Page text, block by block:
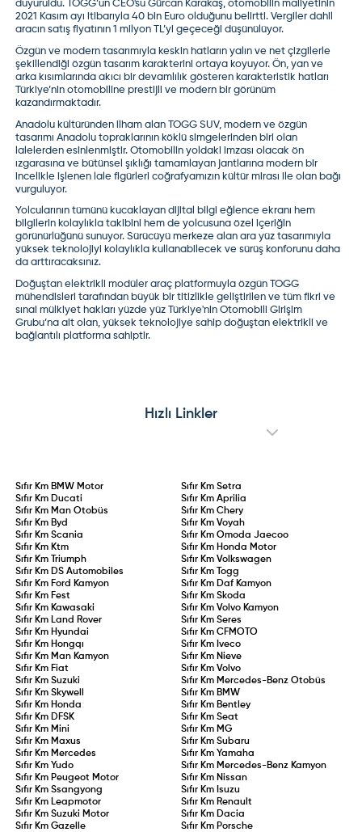
miligörüş düşüncesi ile
(19) (11) Cevap yaz
Misafir Kullanıcı
Herkes porshe veya ferrariye binemiyor çok sevdiğiniz
yabancı ülkelerde.Toog unda daha çok halka
hitabeden modelleri çıkacak.
(0) (0)
Misafir Kullanıcı
100 sene olmuş Almanyada mercedes,İtalya da
Ferrari ve İngiltere de her ikamet eden jaguar
alabiliyor mu!!? sen gelmişsin togg çıkalı 2 ay olmuş
boş boş konuşuyorsun
(0) (0)
Misafir Kullanıcı
100 sene olmuş Almanyada mercedes,İtalya da
Ferrari ve İngiltere de her ikamet eden jaguar
alabiliyor mu!!? sen gelmişsin togg çıkalı 2 ay olmuş
boş boş konuşuyorsun
(0) (0)
Elektrikli bisiklet al sende dostum paran yoksa
( 0) (0 )
Misafir Kullanıcı
Emekli memur eskiden ancak emekli olunca
ikramiyesine bir şey alabilirdi...Şimdi en düşük
duyuruldu. TOGG’un CEO'su Gürcan Karakaş, otomobilin maliyetinin
2021 Kasım ayı itibarıyla 40 bin Euro olduğunu belirtti. Vergiler dahil
aracın satış fiyatının 1 milyon TL’yi geçeceği düşünülüyor.
Özgün ve modern tasarımıyla keskin hatların yalın ve net çizgilerle
şekillendiği özgün tasarım karakterini ortaya koyuyor. Ön, yan ve
arka kısımlarında akıcı bir devamlılık gösteren karakteristik hatları
Türkiye’nin otomobiline prestijli ve modern bir görünüm
kazandırmaktadır.
Anadolu kültüründen ilham alan TOGG SUV, modern ve özgün
tasarımı Anadolu topraklarının köklü simgelerinden biri olan
lalelerden esinlenmiştir. Otomobilin yoldaki imzası olacak ön
ızgarasına ve bütünsel şıklığı tamamlayan jantlarına modern bir
incelikle işlenen lale figürleri coğrafyamızın kültür mirası ile olan bağı
vurguluyor.
Yolcularının tümünü kucaklayan dijital bilgi eğlence ekranı hem
bilgilerin kolaylıkla takibini hem de yolcusuna özel içeriğin
görünürlüğünü sunuyor. Sürücüyü merkeze alan ara yüz tasarımıyla
yüksek teknolojiyi kolaylıkla kullanabilecek ve sürüş konforunu daha
da arttıracaksınız.
Doğuştan elektrikli modüler araç platformuyla özgün TOGG
mühendisleri tarafından büyük bir titizlikle geliştirilen ve tüm fikri ve
sınai mülkiyet hakları yüzde yüz Türkiye'nin Otomobili Girişim
Grubu’na ait olan, yüksek teknolojiye sahip doğuştan elektrikli ve
bağlantılı platforma sahiptir.
Hızlı Linkler
Sıfır Km BMW Motor Sıfır Km Setra
Sıfır Km Ducati Sıfır Km Aprilia
Sıfır Km Man Otobüs Sıfır Km Chery
Sıfır Km Byd Sıfır Km Voyah
Sıfır KmScania Sıfır Km Omoda Jaecoo
Sıfır Km Ktm Sıfır Km Honda Motor
Sıfır Km
Triumph Sıfır Km Volkswagen
Sıfır Km DS Automobiles Sıfır Km
Togg
Sıfır Km Ford Kamyon Sıfır Km Daf Kamyon
Sıfır Km Fest Sıfır Km Skoda
Sıfır Km Kawasaki Sıfır Km Volvo Kamyon
Sıfır Km Land Rover Sıfır Km Seres
Sıfır Km Hyundai Sıfır Km CFMOTO
Sıfır Km Hongqı Sıfır Km Iveco
Sıfır Km Man Kamyon Sıfır Km Nieve
Sıfır Km Fiat Sıfır Km Volvo
Sıfır KmSuzuki Sıfır Km Mercedes-Benz Otobüs
Sıfır KmSkywell Sıfır Km BMW
Sıfır Km Honda Sıfır Km Bentley
Sıfır Km DFSK Sıfır Km Seat
Sıfır Km Mini Sıfır Km MG
Sıfır Km Maxus Sıfır Km Subaru
Sıfır Km Mercedes Sıfır Km Yamaha
Sıfır KmYudo Sıfır Km Mercedes-Benz Kamyon
Sıfır Km Peugeot Motor Sıfır Km Nissan
Sıfır KmSsangyong Sıfır Km Isuzu
Sıfır Km Leapmotor Sıfır Km Renault
Sıfır KmSuzuki Motor Sıfır Km Dacia
Sıfır KmGazelle Sıfır Km Porsche